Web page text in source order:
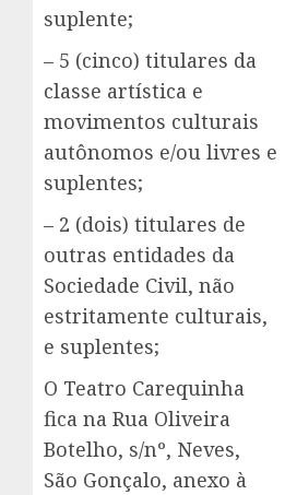
suplente;
– 5 (cinco) titulares da
classe artística e
movimentos culturais
autônomos e/ou livres e
suplentes;
– 2 (dois) titulares de
outras entidades da
Sociedade Civil, não
estritamente culturais,
e suplentes;
O Teatro Carequinha
fica na Rua Oliveira
Botelho, s/nº, Neves,
São Gonçalo, anexo à